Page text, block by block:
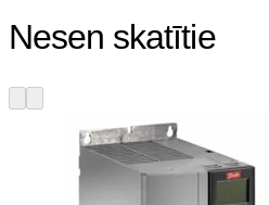
Nesen skatītie